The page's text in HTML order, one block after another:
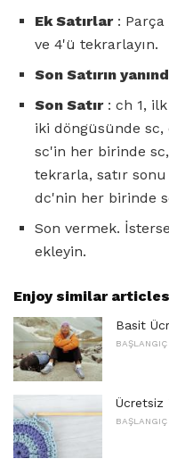
Ek Satırlar: Parça
ve 4'ü tekrarlayın.
Son Satırın
Son Satır: ch 1,
iki döngüsünde
sc'in her birinde
tekrarla, satır
dc'nin her birinde
Son vermek.
ekleyin.
Enjoy similar articles
Basit
BAŞLANGIÇ
Ücretsiz
BAŞLANGIÇ